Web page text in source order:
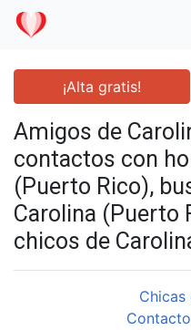
¡Alta gratis!
Amigos de
contactos con
(Puerto Rico),
Carolina (Puerto
chicos de
Chicas